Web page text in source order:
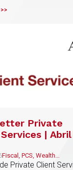
Private
| Abril
Fiscal, PCS, Wealth
Management & Family
Private Client